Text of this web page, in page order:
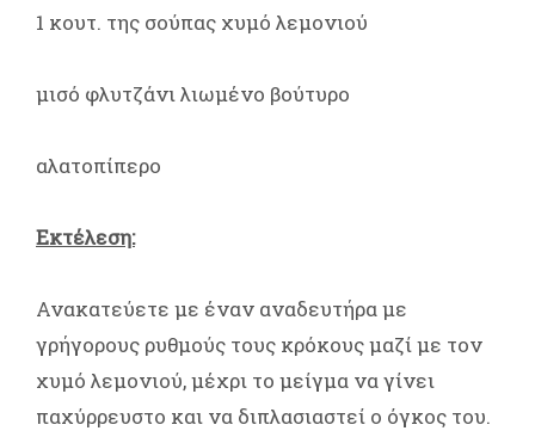
1 κουτ. της σούπας χυμό λεμονιού
μισό φλυτζάνι λιωμένο βούτυρο
αλατοπίπερο
Εκτέλεση:
Ανακατεύετε με έναν αναδευτήρα με
γρήγορους ρυθμούς τους κρόκους μαζί με τον
χυμό λεμονιού, μέχρι το μείγμα να γίνει
παχύρρευστο και να διπλασιαστεί ο όγκος του.